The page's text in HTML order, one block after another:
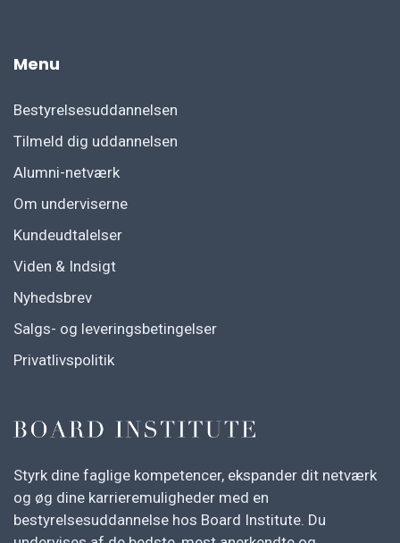
Menu
Bestyrelsesuddannelsen
Tilmeld dig uddannelsen
Alumni-netværk
Om underviserne
Kundeudtalelser
Viden & Indsigt
Nyhedsbrev
Salgs- og leveringsbetingelser
Privatlivspolitik
Styrk dine faglige kompetencer, ekspander dit netværk
og øg dine karrieremuligheder med en
bestyrelsesuddannelse hos Board Institute. Du